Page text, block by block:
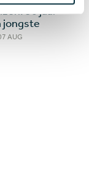
jongste
AUG